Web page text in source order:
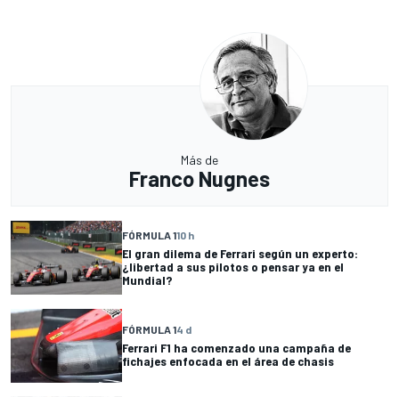
Más de
Franco Nugnes
FÓRMULA 110 h
El gran dilema de Ferrari según un experto:
¿libertad a sus pilotos o pensar ya en el
Mundial?
FÓRMULA 14 d
Ferrari F1 ha comenzado una campaña de
fichajes enfocada en el área de chasis